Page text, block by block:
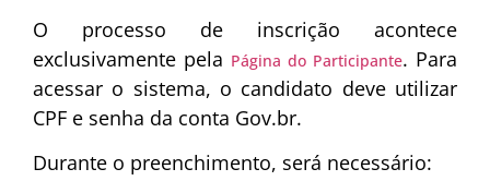
O processo de inscrição acontece
exclusivamente pela Página do Participante. Para
acessar o sistema, o candidato deve utilizar
CPF e senha da conta Gov.br.
Durante o preenchimento, será necessário: